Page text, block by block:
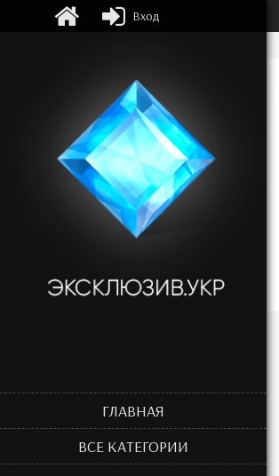
ГЛАВНАЯ
ВСЕ КАТЕГОРИИ
Вход